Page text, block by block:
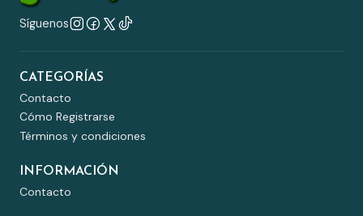
Síguenos
CATEGORÍAS
Contacto
Cómo Registrarse
Términos y condiciones
INFORMACIÓN
Contacto